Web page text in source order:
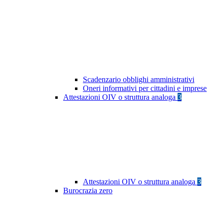
Scadenzario obblighi amministrativi
Oneri informativi per cittadini e imprese
Attestazioni OIV o struttura analoga 3
Attestazioni OIV o struttura analoga 3
Burocrazia zero